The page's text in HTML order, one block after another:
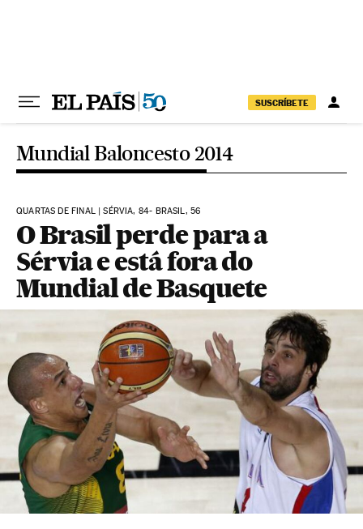
SUSCRÍBETE
Mundial Baloncesto 2014
QUARTAS DE FINAL | SÉRVIA, 84- BRASIL, 56
O Brasil perde para a
Sérvia e está fora do
Mundial de Basquete